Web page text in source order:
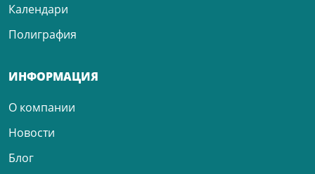
Календари
Полиграфия
ИНФОРМАЦИЯ
О компании
Новости
Блог